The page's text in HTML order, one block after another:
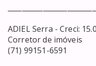
ADIEL Serra - Creci:
Corretor de imóveis
(71) 99151-6591